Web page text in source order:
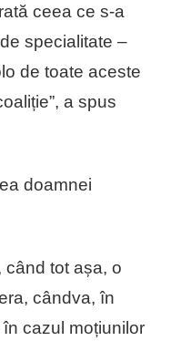
ceea ce s-a
specialitate –
de toate aceste
a spus
doamnei
când tot așa, o
cândva, în
cazul moțiunilor